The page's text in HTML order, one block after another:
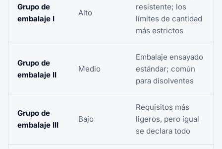
Grupo de
embalaje I
Alto
resistente; los
límites de cantidad
más estrictos
Grupo de
embalaje II
Medio
Embalaje ensayado
estándar; común
para disolventes
Grupo de
embalaje III
Bajo
Requisitos más
ligeros, pero igual
se declara todo